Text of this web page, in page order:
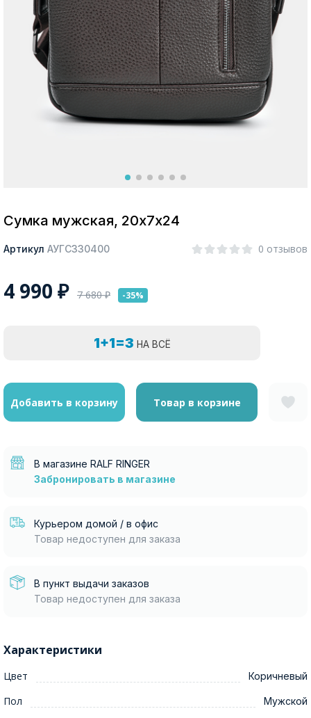
Москва
Изменить город
Сумка мужская, 20х7х24
Артикул АУГС330400 0 отзывов
4 990 ₽ 7 680₽ -35%
1+1=3 НА ВСЁ
Добавить в корзину Товар в корзине
В магазине RALF RINGER
Забронировать в магазине
Курьером домой / в офис
Товар недоступен для заказа
В пункт выдачи заказов
Товар недоступен для заказа
Характеристики
Цвет Коричневый
Пол Мужской